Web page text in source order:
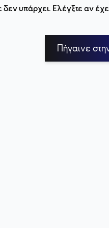
δεν υπάρχει. Ελέγξτε αν
Πήγαινε